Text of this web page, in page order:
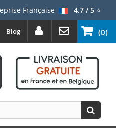
Française 4.7 / 5⭐
(0)
Blog